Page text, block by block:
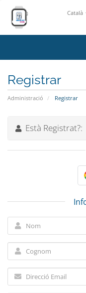
Català
Registrar
Administració Registrar
Està Registrat?: